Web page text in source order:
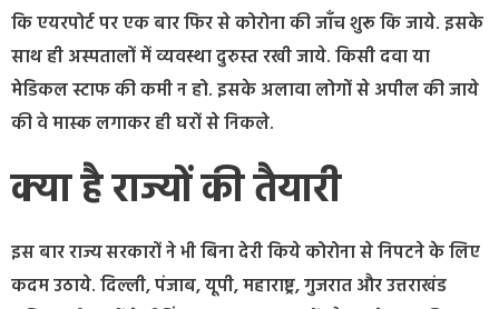
कि एयरपोर्ट पर एक बार फिर से कोरोना की जाँच शुरू कि जाये. इसके
साथ ही अस्पतालों में व्यवस्था दुरुस्त रखी जाये. किसी दवा या
मेडिकल स्टाफ की कमी न हो. इसके अलावा लोगों से अपील की जाये
की वे मास्क लगाकर ही घरों से निकले.
क्या है राज्यों की तैयारी
इस बार राज्य सरकारों ने भी बिना देरी किये कोरोना से निपटने के लिए
कदम उठाये. दिल्ली, पंजाब, यूपी, महाराष्ट्र, गुजरात और उत्तराखंड